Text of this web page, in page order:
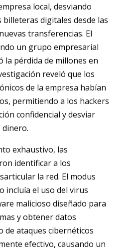
local, desviando
digitales desde las
transferencias. El
un grupo empresarial
la pérdida de millones en
reveló que los
de la empresa habían
permitiendo a los hackers
confidencial y desviar
dinero.
exhaustivo, las
identificar a los
la red. El modus
incluía el uso del virus
malicioso diseñado para
y obtener datos
de ataques cibernéticos
efectivo, causando un